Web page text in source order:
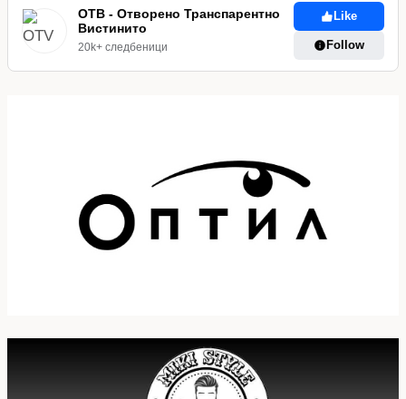
ОТВ - Отворено Транспарентно
Вистинито
20k+ следбеници
Like
Follow